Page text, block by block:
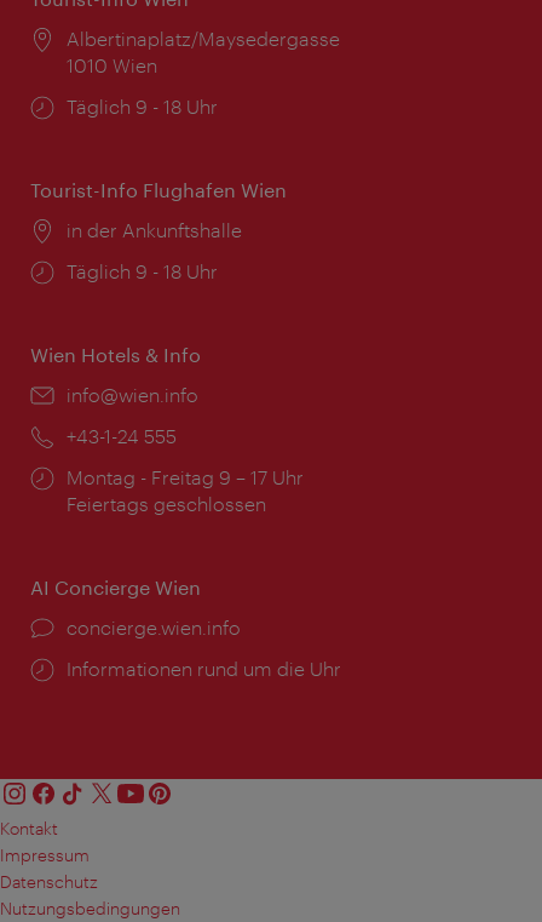
Ort:
Albertinaplatz/Maysedergasse
1010 Wien
Öffnungszeiten:
Täglich 9 - 18 Uhr
Tourist-Info Flughafen Wien
Ort:
in der Ankunftshalle
Öffnungszeiten:
Täglich 9 - 18 Uhr
Wien Hotels & Info
Email:
info@wien.info
Telefon:
+43-1-24 555
Öffnungszeiten:
Montag - Freitag 9 – 17 Uhr
Feiertags geschlossen
AI Concierge Wien
Ort:
concierge.wien.info
Öffnungszeiten:
Informationen rund um die Uhr
Kontakt
Impressum
Datenschutz
Nutzungsbedingungen